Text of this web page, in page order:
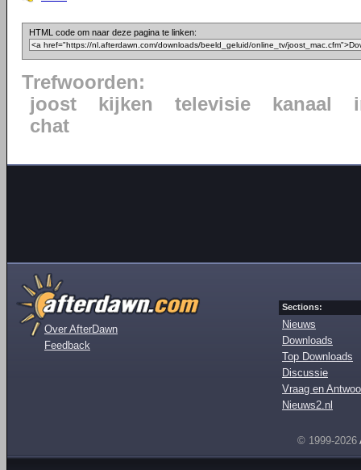
HTML code om naar deze pagina te linken:
Trefwoorden:
joost
kijken televisie kanaal
chat
Over AfterDawn
Feedback
Sections:
Nieuws
Downloads
Top Downloads
Discussie
Vraag en
Nieuws2.nl
© 1999-2026